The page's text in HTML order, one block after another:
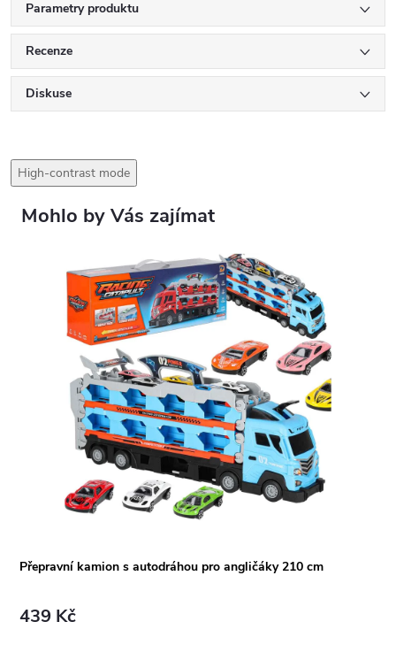
Parametry produktu
Recenze
Diskuse
High-contrast mode
Přepravní kamion s autodráhou pro angličáky 210 cm
439 Kč